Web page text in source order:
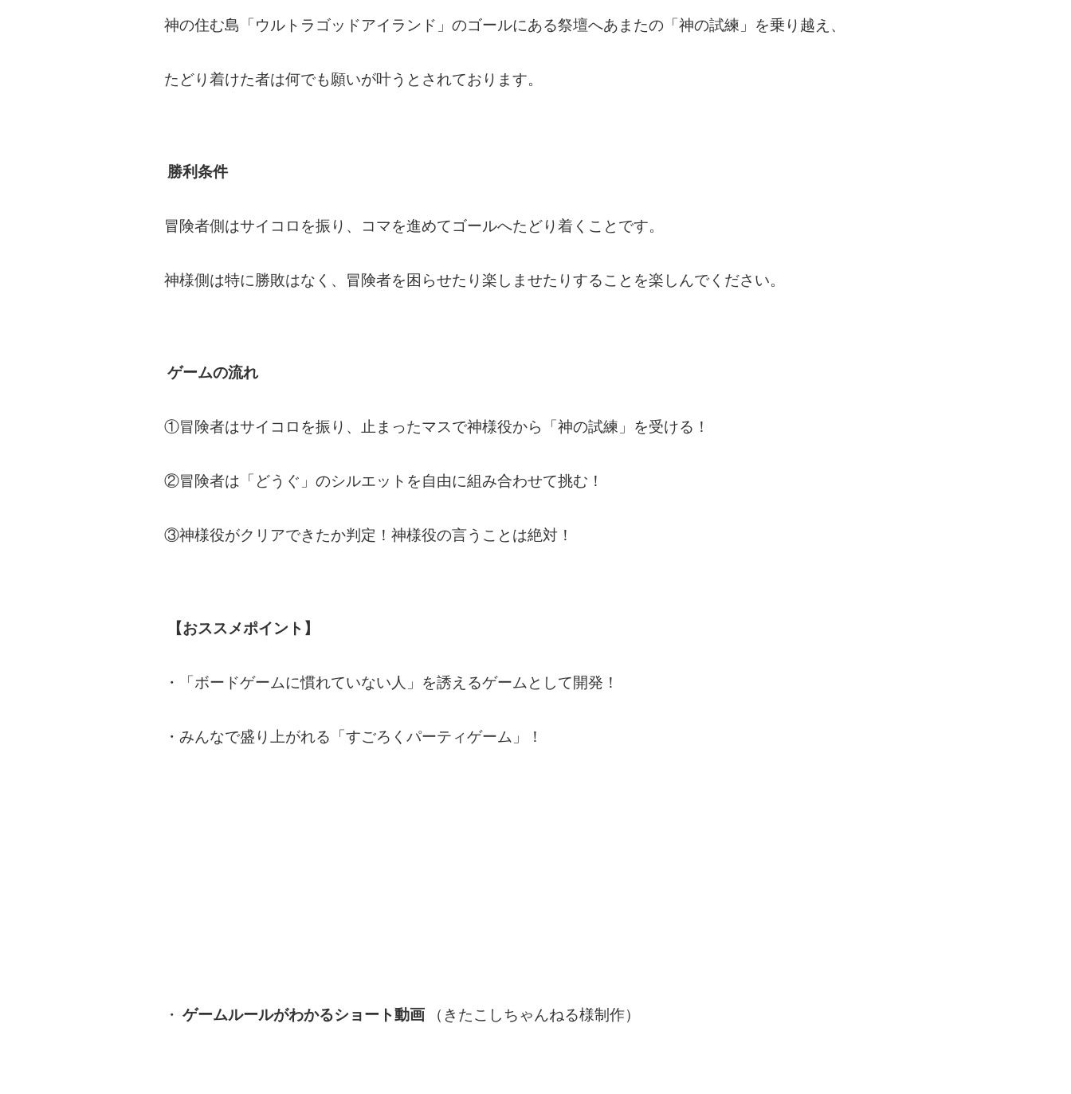
神の住む島「ウルトラゴッドアイランド」のゴールにある祭壇へあまたの「神の試練」を乗り越え、
たどり着けた者は何でも願いが叶うとされております。
勝利条件
冒険者側はサイコロを振り、コマを進めてゴールへたどり着くことです。
神様側は特に勝敗はなく、冒険者を困らせたり楽しませたりすることを楽しんでください。
ゲームの流れ
①冒険者はサイコロを振り、止まったマスで神様役から「神の試練」を受ける！
②冒険者は「どうぐ」のシルエットを自由に組み合わせて挑む！
③神様役がクリアできたか判定！神様役の言うことは絶対！
【おススメポイント】
・「ボードゲームに慣れていない人」を誘えるゲームとして開発！
・みんなで盛り上がれる「すごろくパーティゲーム」！
・ ゲームルールがわかるショート動画 （きたこしちゃんねる様制作）